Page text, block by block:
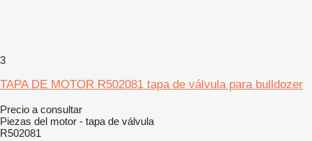
3
TAPA DE MOTOR R502081 tapa de válvula para bulldozer
Precio a consultar
Piezas del motor - tapa de válvula
R502081